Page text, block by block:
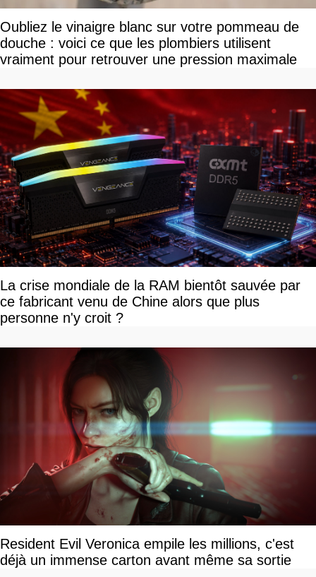
Oubliez le vinaigre blanc sur votre pommeau de
douche : voici ce que les plombiers utilisent
vraiment pour retrouver une pression maximale
La crise mondiale de la RAM bientôt sauvée par
ce fabricant venu de Chine alors que plus
personne n'y croit ?
Resident Evil Veronica empile les millions, c'est
déjà un immense carton avant même sa sortie